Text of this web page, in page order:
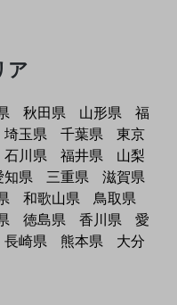
ア
秋田県 山形県
福
埼玉県 千葉県
東京
石川県 福井県
山梨
知県 三重県
滋賀県
和歌山県
鳥取県
徳島県 香川県
愛
長崎県 熊本県
大分